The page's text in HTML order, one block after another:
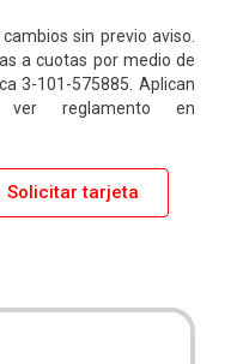
sin previo aviso.
a cuotas por medio de
3-101-575885. Aplican
ver reglamento en
Solicitar tarjeta